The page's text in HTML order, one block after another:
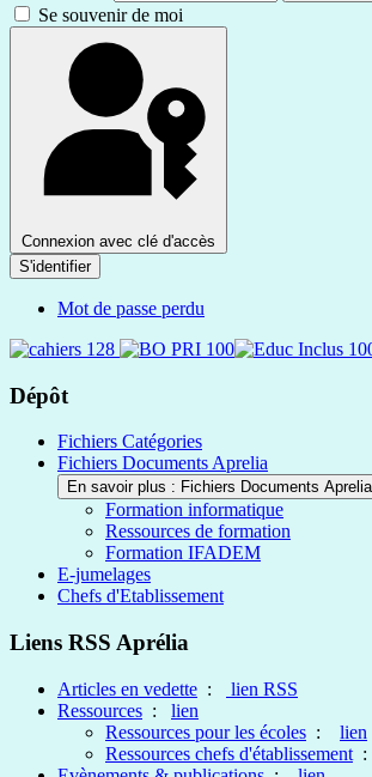
Se souvenir de moi
Connexion avec clé d'accès
S'identifier
Mot de passe perdu
Dépôt
Fichiers Catégories
Fichiers Documents Aprelia
En savoir plus : Fichiers Documents Aprelia
Formation informatique
Ressources de formation
Formation IFADEM
E-jumelages
Chefs d'Etablissement
Liens RSS Aprélia
Articles en vedette :
lien RSS
Ressources : lien
Ressources pour les écoles : lien
Ressources chefs d'établissement